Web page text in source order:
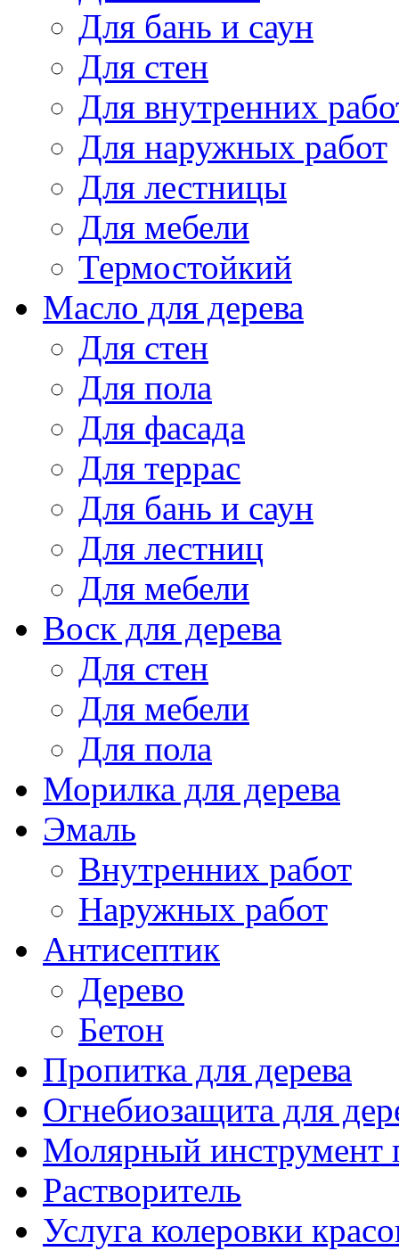
Для бань и саун
Для стен
Для внутренних
Для наружных работ
Для лестницы
Для мебели
Термостойкий
Масло для дерева
Для стен
Для пола
Для фасада
Для террас
Для бань и саун
Для лестниц
Для мебели
Воск для дерева
Для стен
Для мебели
Для пола
Морилка для дерева
Эмаль
Внутренних работ
Наружных работ
Антисептик
Дерево
Бетон
Пропитка для дерева
Огнебиозащита для
Молярный инструмент
Растворитель
Услуга колеровки